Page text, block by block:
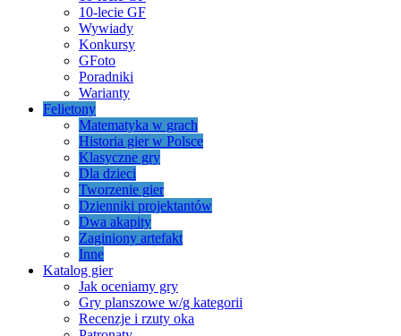
10-lecie GF
Wywiady
Konkursy
GFoto
Poradniki
Warianty
Felietony
Matematyka w grach
Historia gier w Polsce
Klasyczne gry
Dla dzieci
Tworzenie gier
Dzienniki projektantów
Dwa akapity
Zaginiony artefakt
Inne
Katalog gier
Jak oceniamy gry
Gry planszowe w/g kategorii
Recenzje i rzuty oka